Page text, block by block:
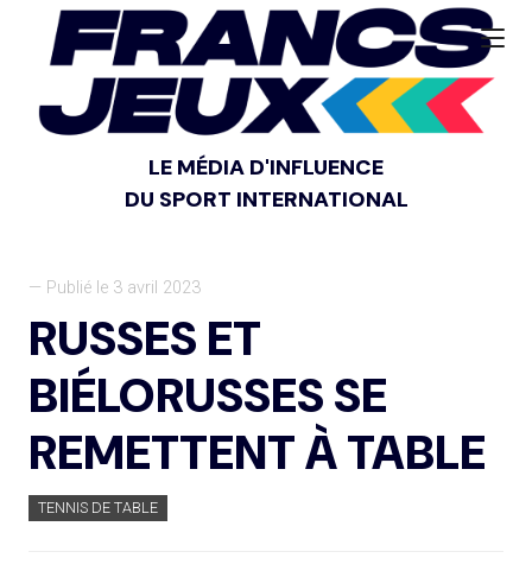
LE MÉDIA D'INFLUENCE
DU SPORT INTERNATIONAL
— Publié le 3 avril 2023
RUSSES ET
BIÉLORUSSES SE
REMETTENT À TABLE
TENNIS DE TABLE